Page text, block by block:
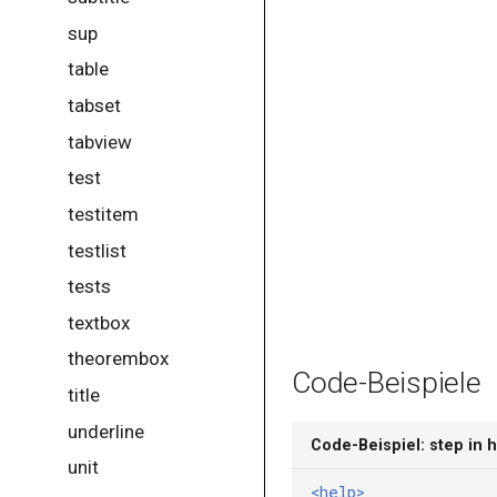
sup
table
tabset
tabview
test
testitem
testlist
tests
textbox
theorembox
title
underline
unit
Code-Beispiele
Code-Beispiel: step in
<help>